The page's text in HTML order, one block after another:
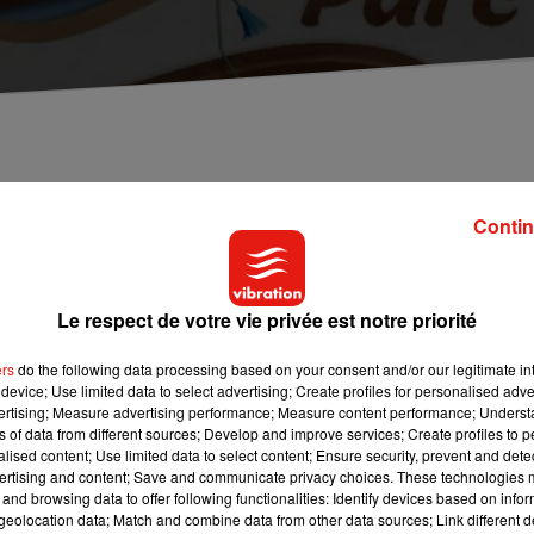
soir, l’occasion de vous proposer une idée
Papéa Parc.
, le parc d’attractions situé à l’est du Mans. Après un bon
nouveau « speedy nuts », des montagnes russes de 20 mètres
cette année.
réalisé de nombreux aménagements.« La nouveauté
et qui ouvrira d’ici la fin du mois de mai. Tout est neuf, c’est
d’eauqui va pouvoir accueillir pas mal de monde »,
pour le parcours des visiteurs, notamment durant les
Le respect de votre vie privée est notre priorité
do the following data processing based on your consent and/or our legitimate
Use limited data to select advertising; Create profiles for personalised
Measure advertising performance; Measure content performance;
of data from different sources; Develop and improve services; Create profiles to
content; Use limited data to select content; Ensure security, prevent and
and content; Save and communicate privacy choices. These technologies
browsing data to offer following functionalities: Identify devices based on
data; Match and combine data from other data sources; Link different